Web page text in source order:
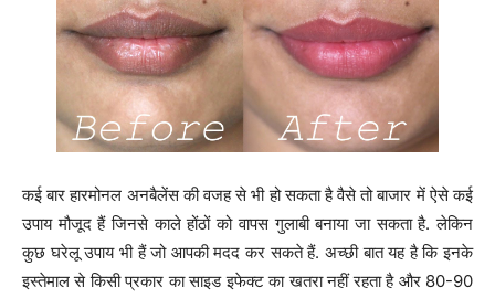
कई बार हारमोनल अनबैलेंस की वजह से भी हो सकता है वैसे तो बाजार में ऐसे कई
उपाय मौजूद हैं जिनसे काले होंठों को वापस गुलाबी बनाया जा सकता है. लेकिन
कुछ घरेलू उपाय भी हैं जो आपकी मदद कर सकते हैं. अच्छी बात यह है कि इनके
इस्तेमाल से किसी प्रकार का साइड इफेक्ट का खतरा नहीं रहता है और 80-90